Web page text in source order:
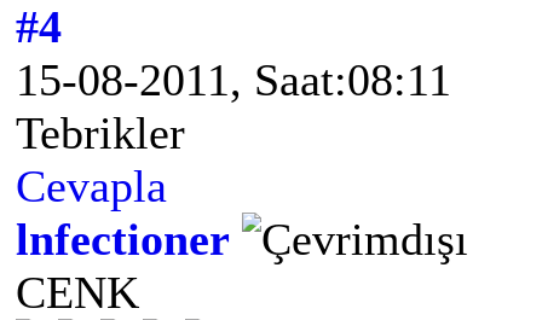
#4
15-08-2011, Saat:08:11
Tebrikler
Cevapla
lnfectioner
CENK